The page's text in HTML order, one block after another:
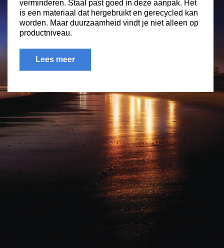
verminderen. Staal past goed in deze aanpak. Het
is een materiaal dat hergebruikt en gerecycled kan
worden. Maar duurzaamheid vindt je niet alleen op
productniveau.
Lees meer